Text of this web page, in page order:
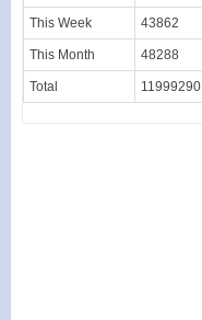
This Week 43862
This Month 48288
Total 11999290